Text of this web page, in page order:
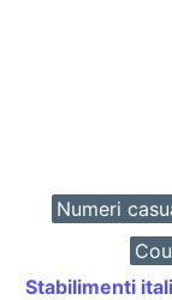
Numeri
Stabilimenti